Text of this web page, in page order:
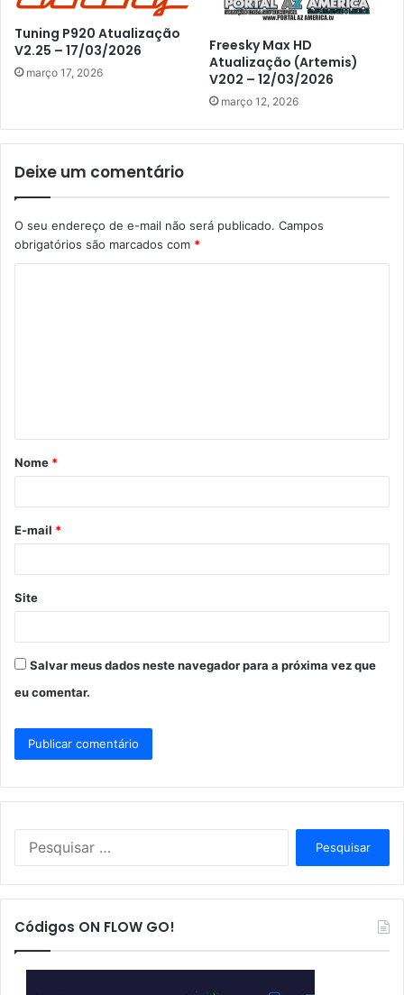
Tuning P920 Atualização
V2.25 – 17/03/2026
março 17, 2026
Freesky Max HD
Atualização (Artemis)
V202 – 12/03/2026
março 12, 2026
Deixe um comentário
O seu endereço de e-mail não será publicado. Campos
obrigatórios são marcados com *
á
r
*
Nome *
E-mail *
Site
Salvar meus dados neste navegador para a próxima vez que
eu comentar.
q
s
a
Códigos ON FLOW GO!